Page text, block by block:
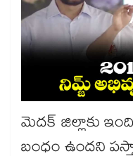
మెదక్​ జిల్లాకు
బంధం ఉందని